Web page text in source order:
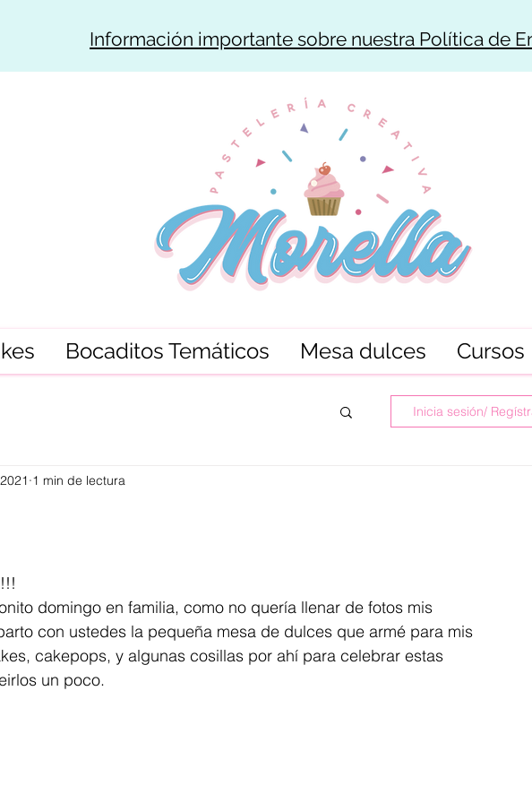
Inicia sesión/
1 min de lectura
domingo en familia, como no quería llenar de fotos mis
con ustedes la pequeña mesa de dulces que armé para mis
cakepops, y algunas cosillas por ahí para celebrar estas
un poco.
Información importante sobre nuestra Política de
Bocaditos Temáticos Mesa dulces Cursos